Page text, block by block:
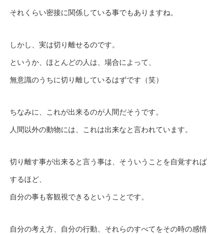
それくらい密接に関係している事でもありますね。
しかし、実は切り離せるのです。
というか、ほとんどの人は、場合によって、
無意識のうちに切り離しているはずです（笑）
ちなみに、これが出来るのが人間だそうです。
人間以外の動物には、これは出来なと言われています。
切り離す事が出来ると言う事は、そういうことを自覚すれば
するほど、
自分の事も客観視できるということです。
自分の考え方、自分の行動、それらのすべてをその時の感情